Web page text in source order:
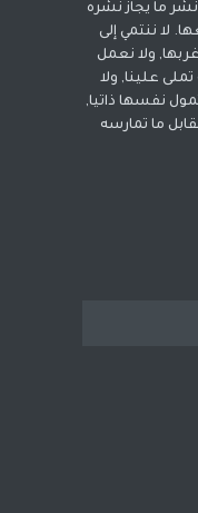
ما يجاز نشره
لا ننتمي إلى
ولا نعمل
علينا, ولا
نفسها ذاتيا,
ما تمارسه